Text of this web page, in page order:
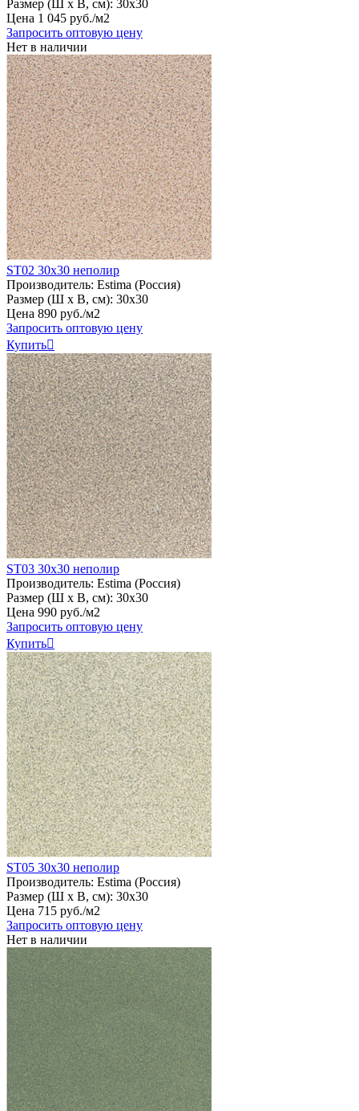
Размер (Ш х В, см): 30х30
Цена 1 045 руб./м2
Запросить оптовую цену
Нет в наличии
ST02 30х30 неполир
Производитель: Estima (Россия)
Размер (Ш х В, см): 30х30
Цена 890 руб./м2
Запросить оптовую цену
Купить
ST03 30х30 неполир
Производитель: Estima (Россия)
Размер (Ш х В, см): 30х30
Цена 990 руб./м2
Запросить оптовую цену
Купить
ST05 30х30 неполир
Производитель: Estima (Россия)
Размер (Ш х В, см): 30х30
Цена 715 руб./м2
Запросить оптовую цену
Нет в наличии